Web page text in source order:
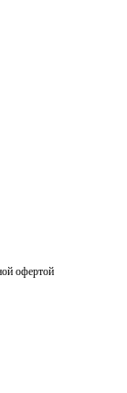
офертой